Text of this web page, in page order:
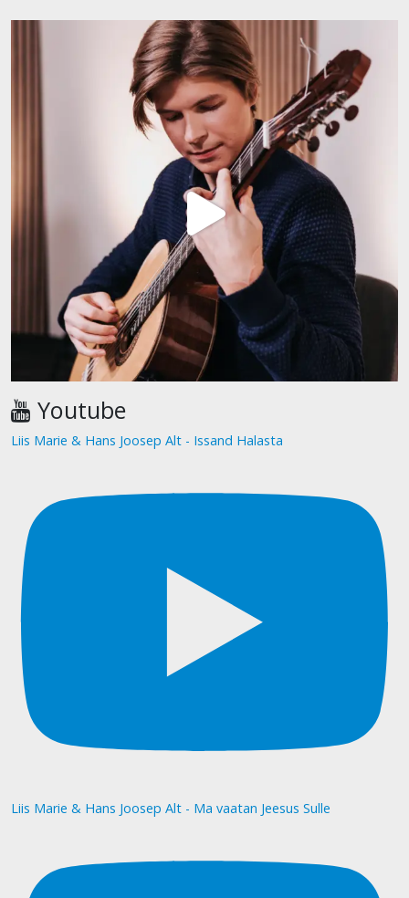
Youtube
Liis Marie & Hans Joosep Alt - Issand Halasta
Liis Marie & Hans Joosep Alt - Ma vaatan Jeesus Sulle